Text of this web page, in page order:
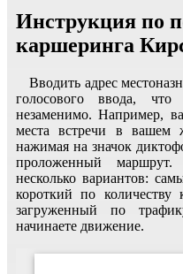
Инструкция по
каршеринга
Вводить адрес
голосового ввода,
незаменимо. Например,
места встречи в вашем
нажимая на значок
проложенный
несколько вариантов:
короткий по
загруженный по
начинаете движение.